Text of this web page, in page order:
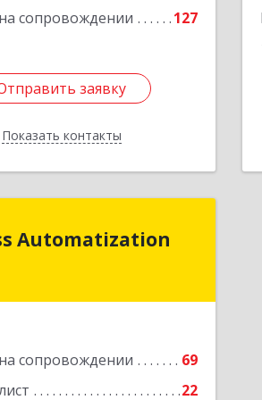
сопровождении 127
заявку
Показать контакты
Подробнее
заявку
Назад
Automatization
сопровождении
69
22
г. Ташкент, Мирабадский